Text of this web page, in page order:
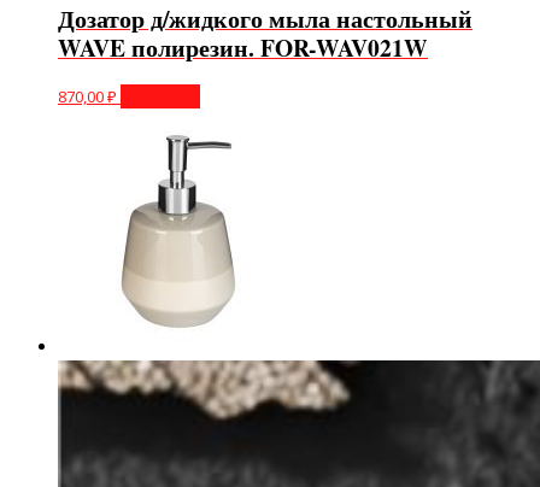
Дозатор д/жидкого мыла настольный
WAVE полирезин. FOR-WAV021W
870,00₽